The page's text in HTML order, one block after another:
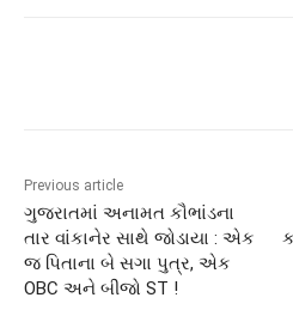
Previous article
ગુજરાતમાં અનામત કૌભાંડના
તાર વાંકાનેર સાથે જોડાયા : એક
જ પિતાના બે સગા પુત્ર, એક
OBC અને બીજો ST !